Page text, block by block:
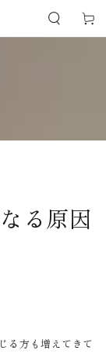
ー
ト
る原因
る方も増えてきて